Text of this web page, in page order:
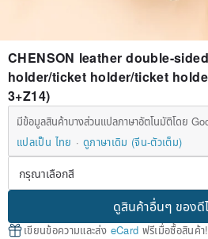
CHENSON leather double-
holder/ticket holder/ticket
3+Z14)
มีข้อมูลสินค้าบางส่วนแปลภาษาอัตโนมัติโดย
แปลเป็น ไทย
ดูภาษาเดิม (จีน-ตัวเต็ม)
ดูสินค้าอื่นๆ ของดี
เขียนข้อความและส่ง eCard ฟรีเมื่อซื้อสินค้า!